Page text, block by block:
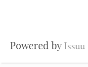
Powered byIssuu